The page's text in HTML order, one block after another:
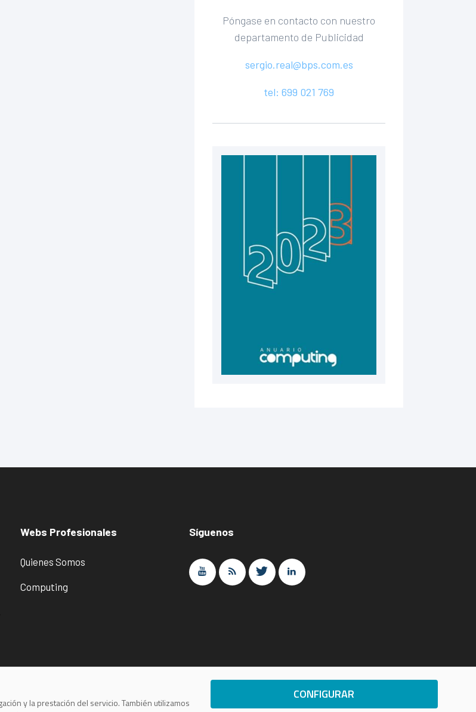
Póngase en contacto con nuestro
departamento de Publicidad
sergio.real@bps.com.es
tel: 699 021 769
Webs Profesionales
Quienes Somos
Computing
Síguenos
y la prestación del servicio. También utilizamos
CONFIGURAR